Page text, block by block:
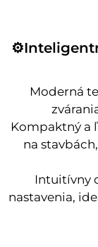
Moderná
Kompaktný a
na
Intuitívny
nastavenia,